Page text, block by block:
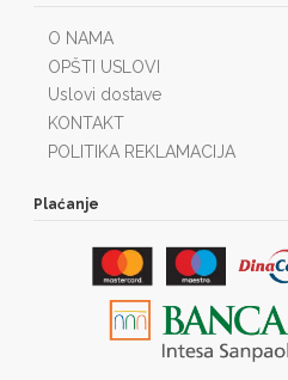
O NAMA
OPŠTI USLOVI
Uslovi dostave
KONTAKT
POLITIKA REKLAMACIJA
Plaćanje